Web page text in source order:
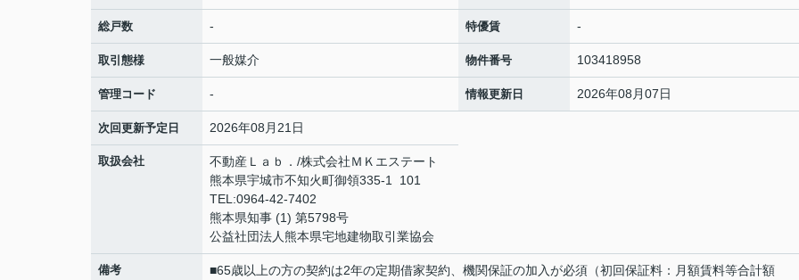
総戸数 - 特優賃 -
取引態様 一般媒介 物件番号 103418958
管理コード - 情報更新日 2026年08月07日
次回更新予定日 2026年08月21日
取扱会社
不動産Ｌａｂ．/株式会社ＭＫエステート
熊本県宇城市不知火町御領335-1 101
TEL:0964-42-7402
熊本県知事 (1) 第5798号
公益社団法人熊本県宅地建物取引業協会
備考
■65歳以上の方の契約は2年の定期借家契約、機関保証の加入が必須（初回保証料：月額賃料等合計額